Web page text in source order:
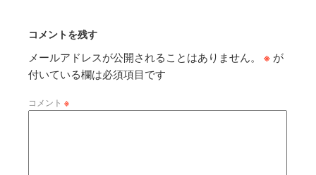
コメントを残す
メールアドレスが公開されることはありません。 ※ が
付いている欄は必須項目です
コメント ※